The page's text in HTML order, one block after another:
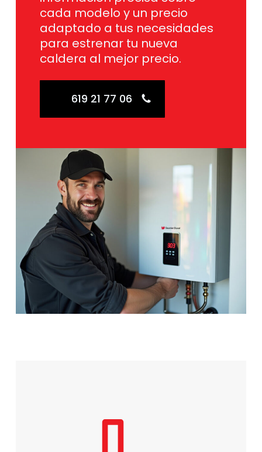
cada modelo y un precio
adaptado a tus necesidades
para estrenar tu nueva
caldera al mejor precio.
619 21 77 06